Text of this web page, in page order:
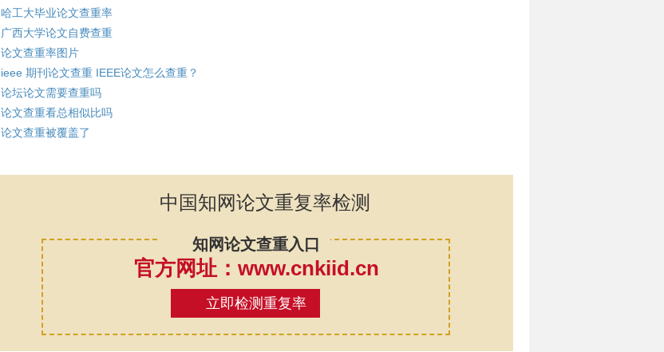
哈工大毕业论文查重率
广西大学论文自费查重
论文查重率图片
ieee 期刊论文查重 IEEE论文怎么查重？
论坛论文需要查重吗
论文查重看总相似比吗
论文查重被覆盖了
中国知网论文重复率检测
知网论文查重入口
官方网址：www.cnkiid.cn
立即检测重复率